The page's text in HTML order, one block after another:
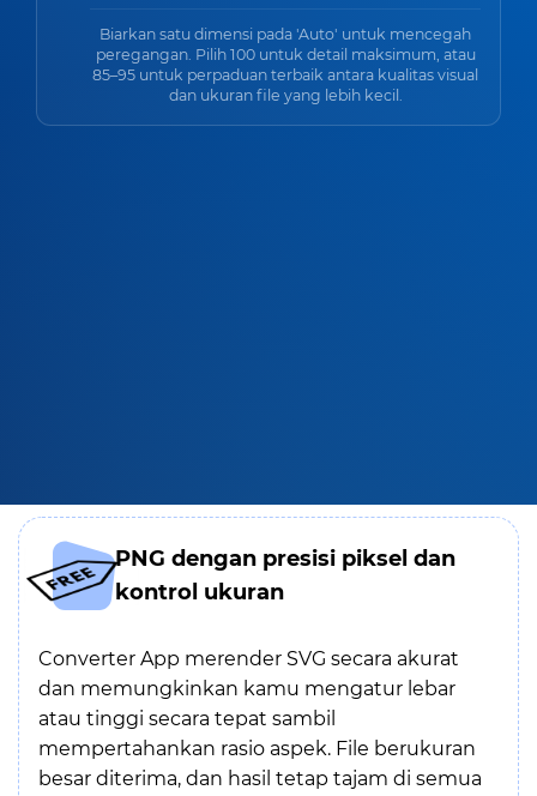
Biarkan satu dimensi pada 'Auto' untuk mencegah
peregangan. Pilih 100 untuk detail maksimum, atau
85–95 untuk perpaduan terbaik antara kualitas visual
dan ukuran file yang lebih kecil.
PNG dengan presisi piksel dan
kontrol ukuran
Converter App merender SVG secara akurat
dan memungkinkan kamu mengatur lebar
atau tinggi secara tepat sambil
mempertahankan rasio aspek. File berukuran
besar diterima, dan hasil tetap tajam di semua